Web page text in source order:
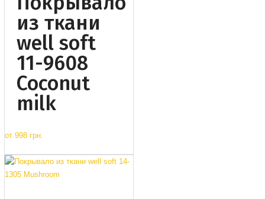
из ткани
well soft
11-9608
Coconut
milk
от 998 грн.